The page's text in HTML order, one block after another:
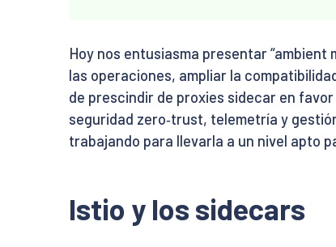
Hoy nos entusiasma presentar
las operaciones, ampliar la
de prescindir de proxies sidecar en
seguridad zero‑trust, telemetría y
trabajando para llevarla a un nivel apto
Istio y los sidecars